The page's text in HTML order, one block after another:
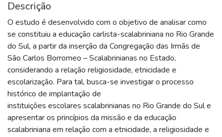
Descrição
O estudo é desenvolvido com o objetivo de analisar como
se constituiu a educação carlista-scalabriniana no Rio Grande
do Sul, a partir da inserção da Congregação das Irmãs de
São Carlos Borromeo – Scalabrinianas no Estado,
considerando a relação religiosidade, etnicidade e
escolarização. Para tal, busca-se investigar o processo
histórico de implantação de
instituições escolares scalabrinianas no Rio Grande do Sul e
apresentar os princípios da missão e da educação
scalabriniana em relação com a etnicidade, a religiosidade e